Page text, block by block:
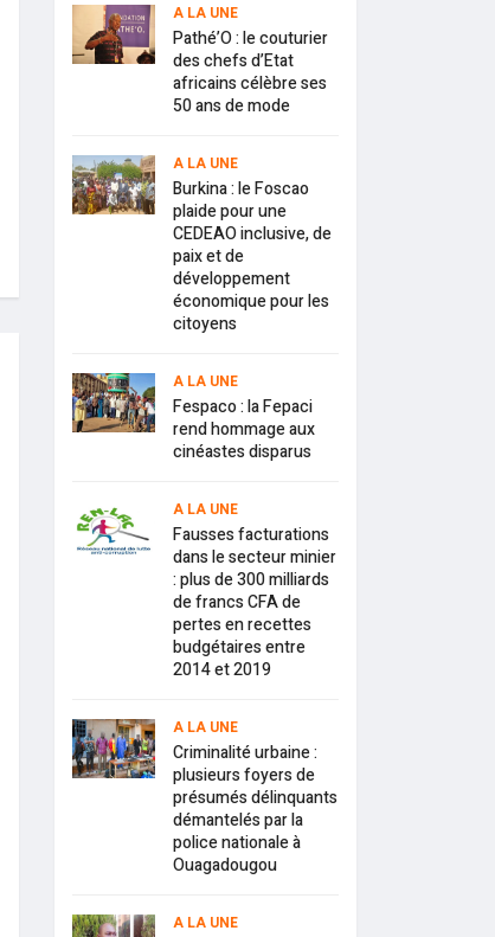
A LA UNE
Pathé’O : le couturier
des chefs d’Etat
africains célèbre ses
50 ans de mode
A LA UNE
Burkina : le Foscao
plaide pour une
CEDEAO inclusive, de
paix et de
développement
économique pour les
citoyens
A LA UNE
Fespaco : la Fepaci
rend hommage aux
cinéastes disparus
A LA UNE
Fausses facturations
dans le secteur minier
: plus de 300 milliards
de francs CFA de
pertes en recettes
budgétaires entre
2014 et 2019
A LA UNE
Criminalité urbaine :
plusieurs foyers de
présumés délinquants
démantelés par la
police nationale à
Ouagadougou
A LA UNE